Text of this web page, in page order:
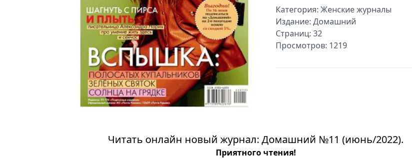
Категория: Женские журналы
Издание: Домашний
Страниц: 32
Просмотров: 1219
Читать онлайн новый журнал: Домашний №11 (июнь/2022).
Приятного чтения!